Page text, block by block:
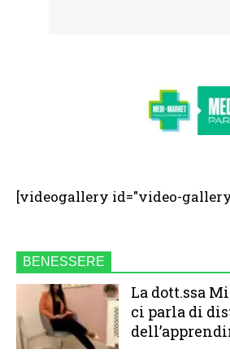
[videogallery id="video-
BENESSERE
La dott.ssa
ci parla di